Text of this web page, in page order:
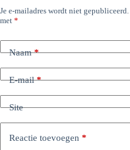
Je e-mailadres wordt niet gepubliceerd.
met *
Naam*
E-mail*
Site
Reactie toevoegen *